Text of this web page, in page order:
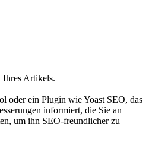
Ihres Artikels.
oder ein Plugin wie Yoast SEO, das
informiert, die Sie an
um ihn SEO-freundlicher zu